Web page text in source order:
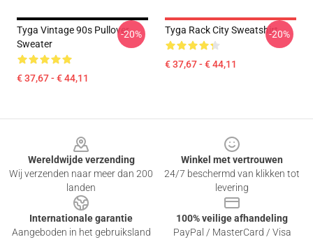
Tyga Vintage 90s Pullover
Sweater
€ 37,67 - € 44,11
-20% Tyga Rack City Sweatshirt
€ 37,67 - € 44,11
-20%
Wereldwijde verzending
Wij verzenden naar meer dan 200
landen
Winkel met vertrouwen
24/7 beschermd van klikken tot
levering
Internationale garantie
Aangeboden in het gebruiksland
100% veilige afhandeling
PayPal / MasterCard / Visa